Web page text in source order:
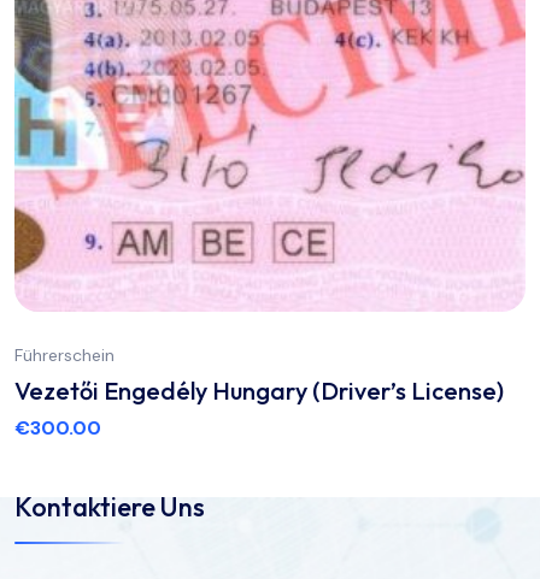
Führerschein
Vezetői Engedély Hungary (Driver’s License)
€300.00
Kontaktiere Uns